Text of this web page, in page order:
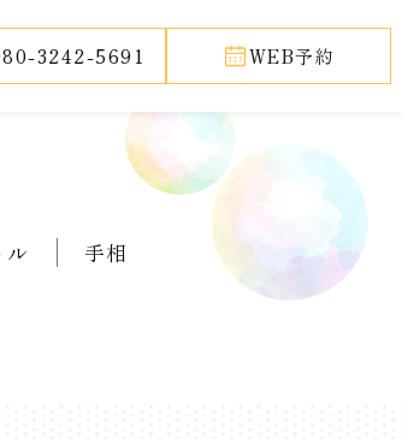
3242-5691 WEB予約
ル 手相